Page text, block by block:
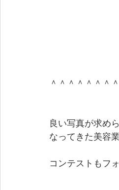
＾＾＾＾＾＾＾
良い写真が求め
なってきた美容
コンテストもフ